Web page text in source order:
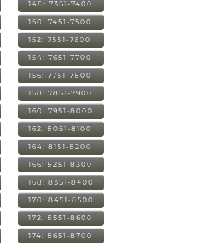
148: 7351-7400
150: 7451-7500
152: 7551-7600
154: 7651-7700
156: 7751-7800
158: 7851-7900
160: 7951-8000
162: 8051-8100
164: 8151-8200
166: 8251-8300
168: 8351-8400
170: 8451-8500
172: 8551-8600
174: 8651-8700